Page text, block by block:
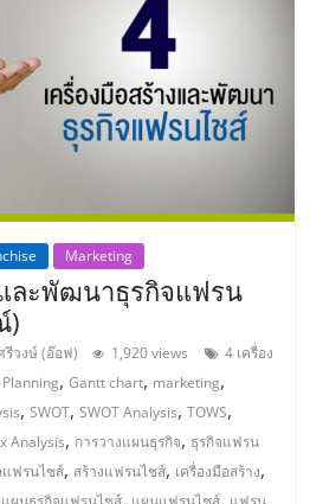
Marketing
ละพัฒนาธุรกิจแฟรน
)
วงษ์ (อ๊อฟ) 1,920 views
4 เครื่อง
,Gantt chart, marketing,
,SWOT,SWOT Analysis,TOWS,
Analysis, การวางแผนธุรกิจ, ธุรกิจแฟรน
แฟรนไชส์, สร้างแฟรนไชส์, เครื่องมือสร้าง,